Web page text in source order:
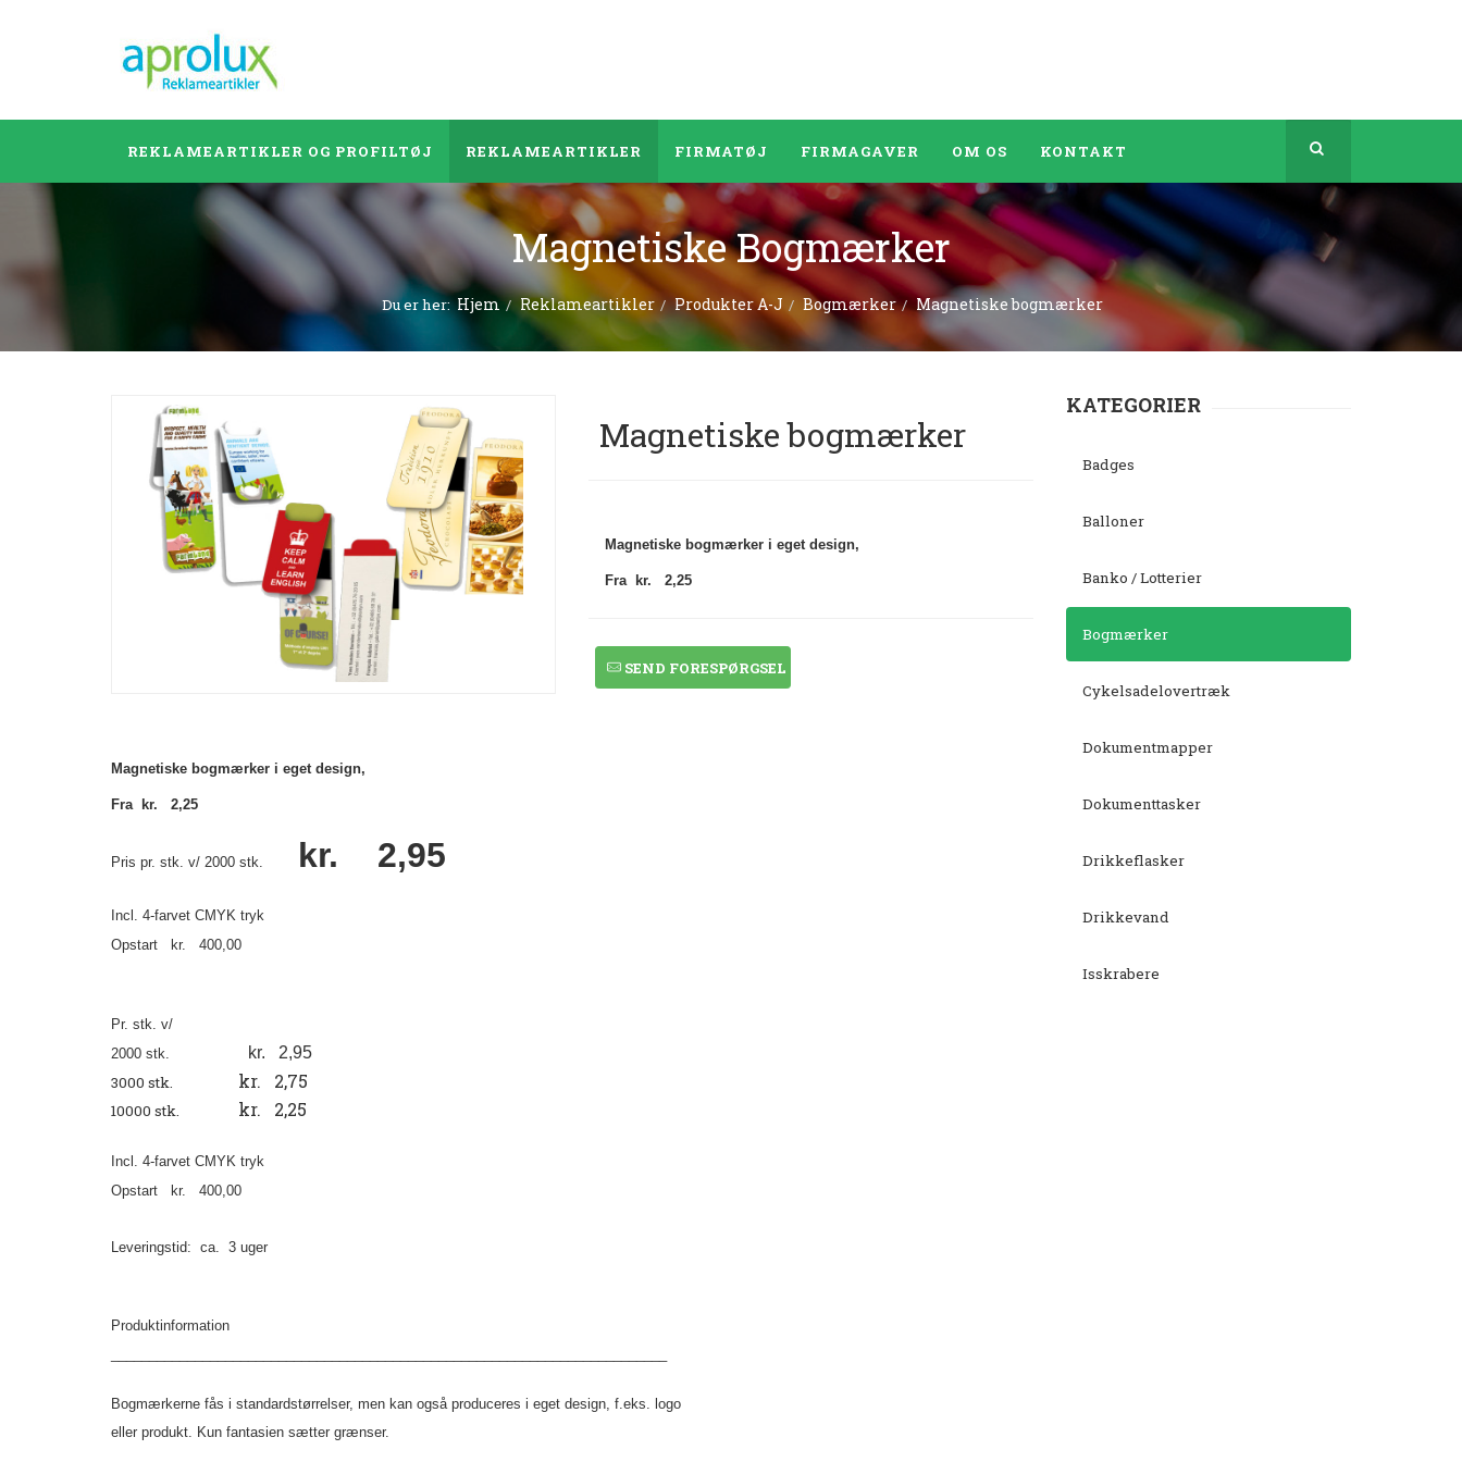
REKLAMEARTIKLER OG PROFILTØJ REKLAMEARTIKLER FIRMATØJ FIRMAGAVER OM OS KONTAKT
Magnetiske Bogmærker
Du er her:Hjem Reklameartikler Produkter A-J Bogmærker Magnetiske bogmærker
Magnetiske bogmærker
Magnetiske bogmærker i eget design,
Fra kr. 2,25
SEND FORESPØRGSEL
Magnetiske bogmærker i eget design,
Fra kr. 2,25
Pris pr. stk. v/ 2000 stk. kr. 2,95
Incl. 4-farvet CMYK tryk
Opstart kr. 400,00
Pr. stk. v/
2000 stk.
kr. 2,95
3000 stk. kr. 2,75
10000 stk. kr. 2,25
Incl. 4-farvet CMYK tryk
Opstart kr. 400,00
Leveringstid: ca. 3 uger
Produktinformation
Bogmærkerne fås i standardstørrelser, men kan også produceres i eget design, f.eks. logo
eller produkt. Kun fantasien sætter grænser.
KATEGORIER
Badges
Balloner
Banko / Lotterier
Bogmærker
Cykelsadelovertræk
Dokumentmapper
Dokumenttasker
Drikkeflasker
Drikkevand
Isskrabere